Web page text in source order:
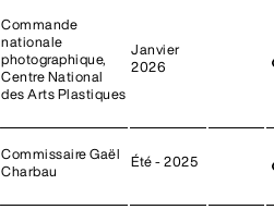
Commande
nationale
photographique,
Centre National
des Arts Plastiques
Janvier
2026
Commissaire Gaël
Charbau
Été - 2025